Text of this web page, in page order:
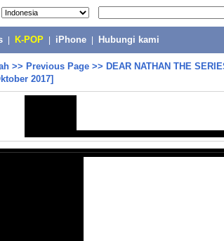
K-POP iPhone Hubungi kami
>> Previous Page >> DEAR NATHAN THE
2017]